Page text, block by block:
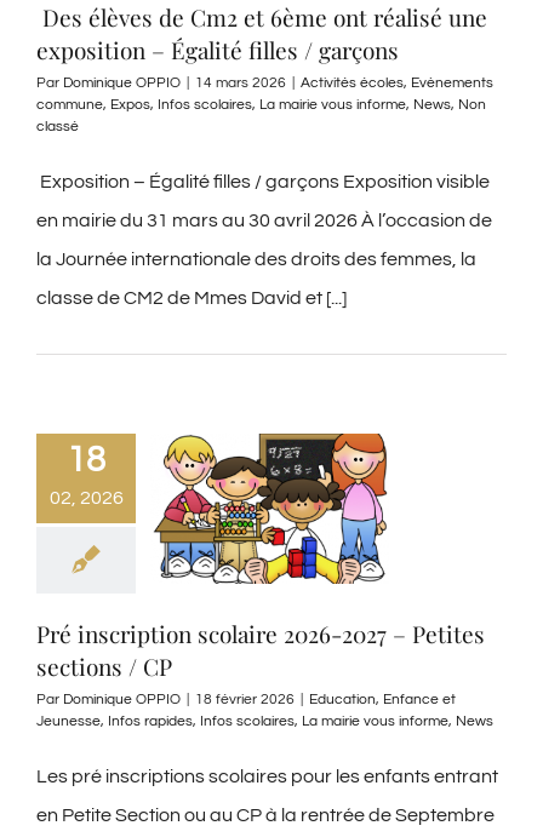
‍ Des élèves de Cm2 et 6ème ont réalisé une
exposition – Égalité filles / garçons
Par Dominique OPPIO 14 mars 2026 Activités écoles, Evènements
commune, Expos, Infos scolaires, La mairie vous informe, News, Non
classé
‍ Exposition – Égalité filles / garçons Exposition visible
en mairie du 31 mars au 30 avril 2026 À l’occasion de
la Journée internationale des droits des femmes, la
classe de CM2 de Mmes David et [...]
18
02, 2026
Pré inscription scolaire 2026-2027 – Petites
sections / CP
Par Dominique OPPIO 18 février 2026 Education, Enfance et
Jeunesse, Infos rapides, Infos scolaires, La mairie vous informe, News
Les pré inscriptions scolaires pour les enfants entrant
en Petite Section ou au CP à la rentrée de Septembre